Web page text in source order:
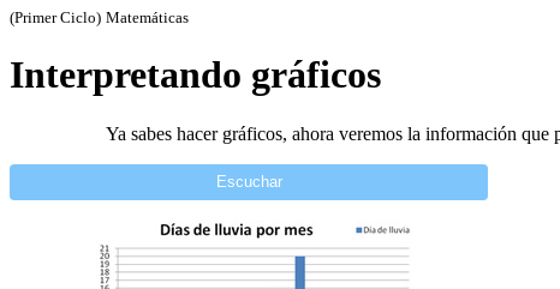
(Primer Ciclo) Matemáticas
Interpretando gráficos
Ya sabes hacer gráficos, ahora veremos la información que
Escuchar